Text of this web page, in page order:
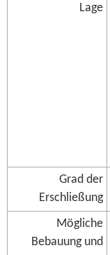
Lage
Grad der
Erschließung
Mögliche
Bebauung und